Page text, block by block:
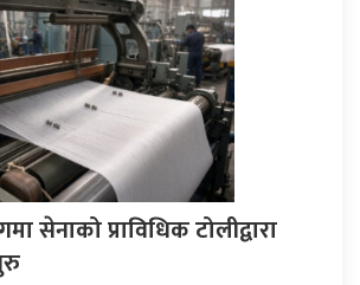
सेनाको प्राविधिक टोलीद्वारा